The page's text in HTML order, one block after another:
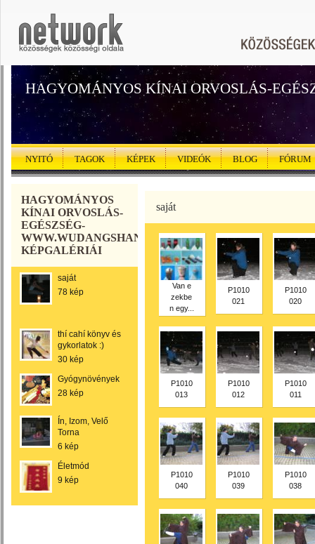
HAGYOMÁNYOS KÍNAI ORVOSLÁS-
NYITÓ TAGOK KÉPEK VIDEÓK BLOG FÓRUM
HAGYOMÁNYOS
KÍNAI ORVOSLÁS-
EGÉSZSÉG-
WWW.WUDANGSHANHU.5MP.EU
KÉPGALÉRIÁI
saját
78 kép
thí cahí könyv és
gykorlatok :)
30 kép
Gyógynövények
28 kép
Ín, Izom, Velő
Torna
6 kép
Életmód
9 kép
saját
Van e
zekbe
n egy...
P1010
021
P1010
020
P1010
013
P1010
012
P1010
011
P1010
040
P1010
039
P1010
038